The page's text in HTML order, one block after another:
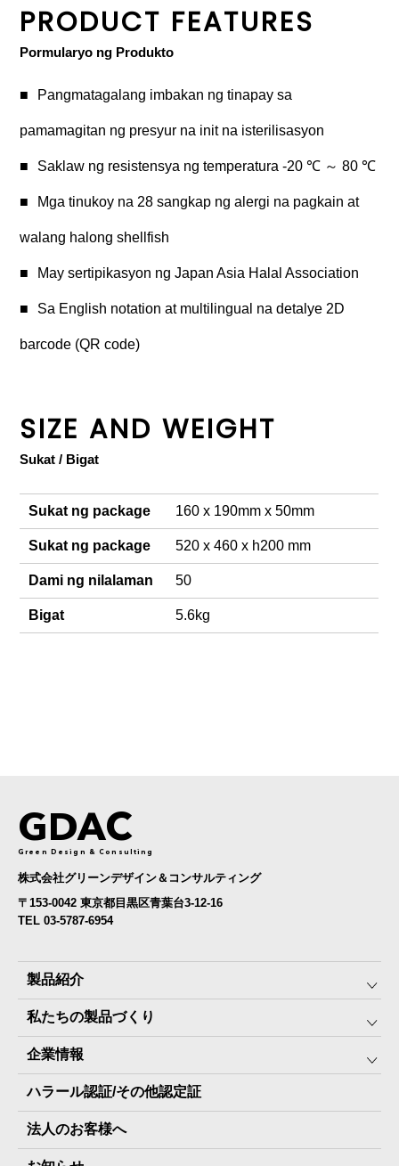
PRODUCT FEATURES
Pormularyo ng Produkto
Pangmatagalang imbakan ng tinapay sa
pamamagitan ng presyur na init na isterilisasyon
Saklaw ng resistensya ng temperatura -20 ℃ ～ 80 ℃
Mga tinukoy na 28 sangkap ng alergi na pagkain at
walang halong shellfish
May sertipikasyon ng Japan Asia Halal Association
Sa English notation at multilingual na detalye 2D
barcode (QR code)
SIZE AND WEIGHT
Sukat / Bigat
Sukat ng package 160 x 190mm x 50mm
Sukat ng package 520 x 460 x h200 mm
Dami ng nilalaman 50
Bigat 5.6kg
GDAC
Green Design & Consulting
株式会社グリーンデザイン＆コンサルティング
〒153-0042 東京都目黒区青葉台3-12-16
TEL 03-5787-6954
製品紹介
みんなの保存⾷
The Next Dekade10年保存
The Next Dekade7年保存
JARAペットフード7年保存
その他製品
私たちの製品づくり
SDGSへの取り組み
JARA(ペット⽤防災備蓄⾷)について
地産地消パッケージについて
企業情報
社⻑ご挨拶
スタッフ紹介
ハラール認証/その他認定証
法人のお客様へ